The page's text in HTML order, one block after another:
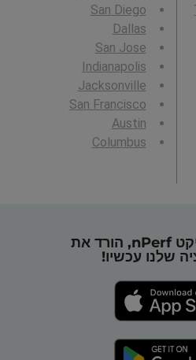
San Diego
Dallas
San Jose
Indianapolis
Jacksonville
San Francisco
Austin
Columbus
קח חלק לפרויקט nPerf, הורד את
שלנו עכשיו!